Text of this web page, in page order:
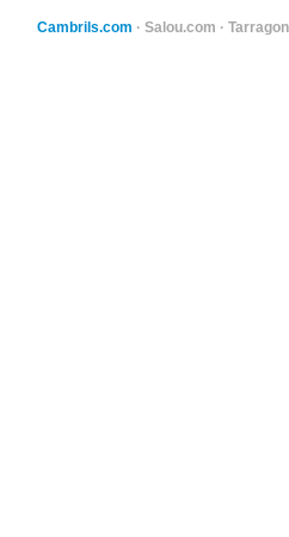
Cambrils.com · Salou.com ·